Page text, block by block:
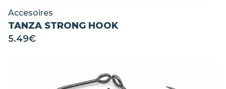
Accesoires
TANZA STRONG HOOK
5.49€